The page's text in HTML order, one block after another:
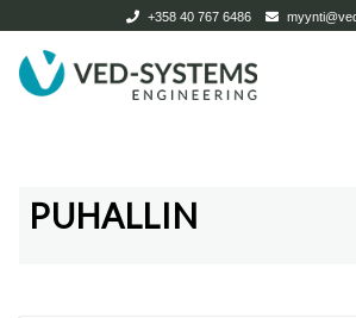
+358 40 767 6486
Siirry
navigointiin
Siirry
sisältöön
Tuotteet
Tuotteet
PUHALLIN